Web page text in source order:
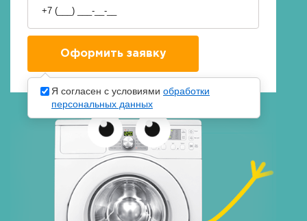
Я согласен с условиями обработки
персональных данных